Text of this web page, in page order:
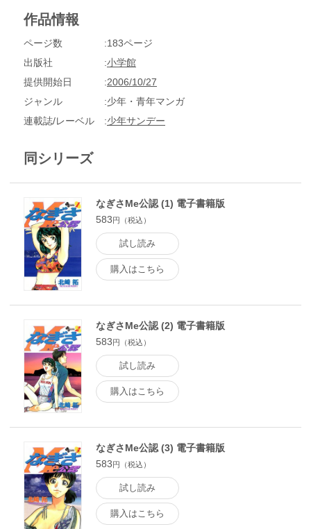
を秋の新人戦に向ける。だが、翌日の予選プログラムに、雅斗
作品情報
ページ数
183ページ
出版社
小学館
提供開始日
2006/10/27
ジャンル
少年・青年マンガ
連載誌/レーベル
少年サンデー
同シリーズ
なぎさMe公認 (1) 電子書籍版
583円（税込）
試し読み
購入はこちら
なぎさMe公認 (2) 電子書籍版
583円（税込）
試し読み
購入はこちら
なぎさMe公認 (3) 電子書籍版
583円（税込）
試し読み
購入はこちら